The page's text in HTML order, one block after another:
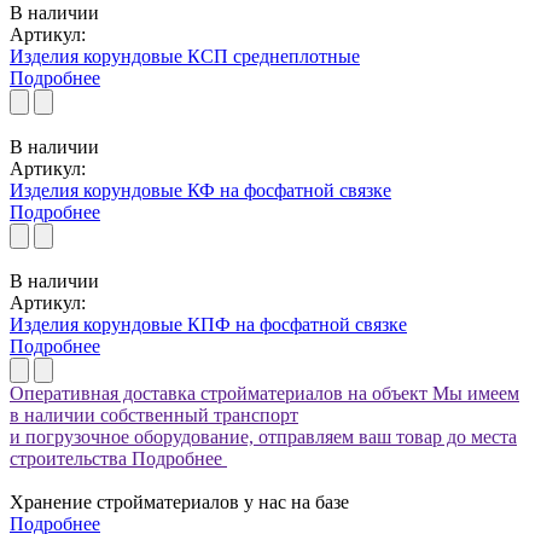
В наличии
Артикул:
Изделия корундовые КСП среднеплотные
Подробнее
В наличии
Артикул:
Изделия корундовые КФ на фосфатной связке
Подробнее
В наличии
Артикул:
Изделия корундовые КПФ на фосфатной связке
Подробнее
Оперативная доставка стройматериалов на объект Мы имеем
в наличии собственный транспорт
и погрузочное оборудование, отправляем ваш товар до места
строительства Подробнее
Хранение стройматериалов у нас на базе
Подробнее